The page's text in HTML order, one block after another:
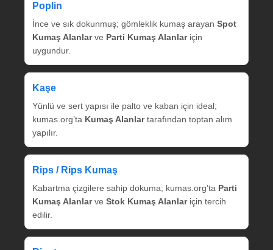
Poplin
İnce ve sık dokunmuş; gömleklik kumaş arayan Spot
Kumaş Alanlarve Parti Kumaş Alanlariçin
uygundur.
Kaşe
Yünlü ve sert yapısı ile palto ve kaban için ideal;
kumas.org’ta Kumaş Alanlartarafından toptan alım
yapılır.
Rips / Rips Kumaş
Kabartma çizgilere sahip dokuma; kumas.org’ta Parti
Kumaş Alanlarve Stok Kumaş Alanlariçin tercih
edilir.